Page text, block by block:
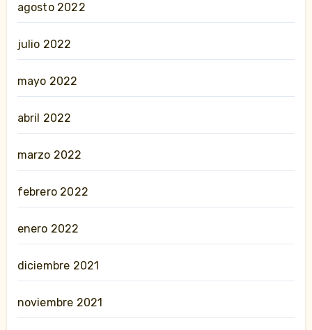
agosto 2022
julio 2022
mayo 2022
abril 2022
marzo 2022
febrero 2022
enero 2022
diciembre 2021
noviembre 2021